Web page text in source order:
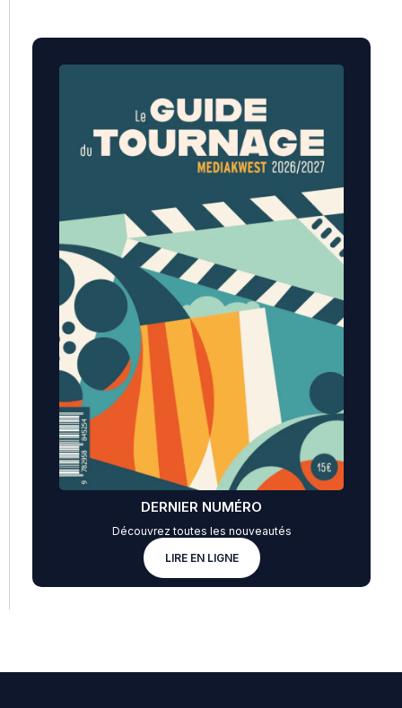
DERNIER NUMÉRO
Découvrez toutes les nouveautés
LIRE EN LIGNE